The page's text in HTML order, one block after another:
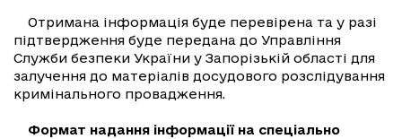
Отримана інформація буде перевірена та у разі
підтвердження буде передана до Управління
Служби безпеки України у Запорізькій області для
залучення до матеріалів досудового розслідування
кримінального провадження.
Формат надання інформації на спеціально